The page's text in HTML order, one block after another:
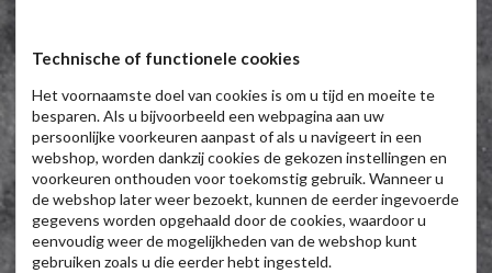
Technische of functionele cookies
Het voornaamste doel van cookies is om u tijd en moeite te
besparen. Als u bijvoorbeeld een webpagina aan uw
persoonlijke voorkeuren aanpast of als u navigeert in een
webshop, worden dankzij cookies de gekozen instellingen en
voorkeuren onthouden voor toekomstig gebruik. Wanneer u
de webshop later weer bezoekt, kunnen de eerder ingevoerde
gegevens worden opgehaald door de cookies, waardoor u
eenvoudig weer de mogelijkheden van de webshop kunt
gebruiken zoals u die eerder hebt ingesteld.